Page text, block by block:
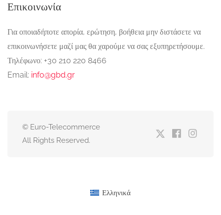
Επικοινωνία
Για οποιαδήποτε απορία, ερώτηση, βοήθεια μην διστάσετε να
επικοινωνήσετε μαζί μας θα χαρούμε να σας εξυπηρετήσουμε.
Τηλέφωνο: +30 210 220 8466
Email: info@gbd.gr
© Euro-Telecommerce
All Rights Reserved.
Ελληνικά